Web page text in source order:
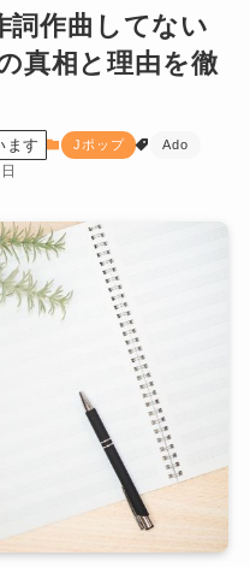
作曲してない
真相と理由を徹
ます Jポップ Ado